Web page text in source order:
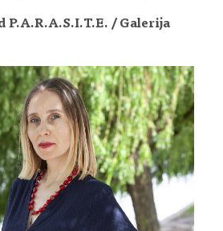
P.A.R.A.S.I.T.E. / Galerija